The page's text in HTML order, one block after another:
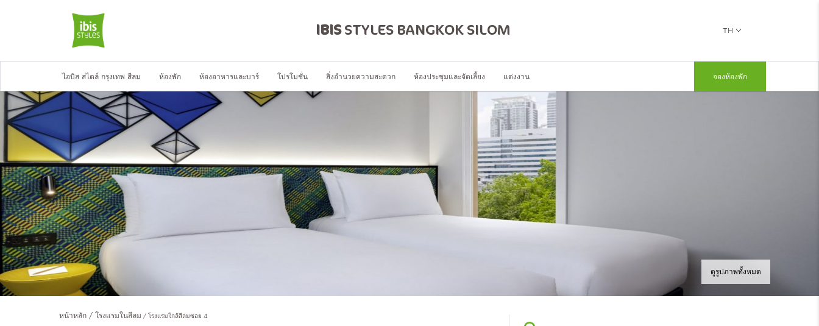
IBISSTYLES BANGKOK SILOM TH
ไอบิส สไตล์ กรุงเทพ สีลม ห้องพัก ห้องอาหารและบาร์ โปรโมชั่น สิ่งอำนวยความสะดวก ห้องประชุมและจัดเลี้ยง แต่งงาน จองห้องพัก
ดูรูปภาพทั้งหมด
หน้าหลัก โรงแรมในสีลม โรงแรมใกล้สีลมซอย 4